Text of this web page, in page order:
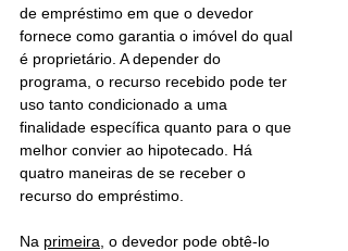
de empréstimo em que o devedor
fornece como garantia o imóvel do qual
é proprietário. A depender do
programa, o recurso recebido pode ter
uso tanto condicionado a uma
finalidade específica quanto para o que
melhor convier ao hipotecado. Há
quatro maneiras de se receber o
recurso do empréstimo.
Na primeira , o devedor pode obtê-lo